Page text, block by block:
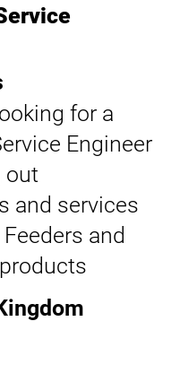
for a
Engineer
out
and services
and